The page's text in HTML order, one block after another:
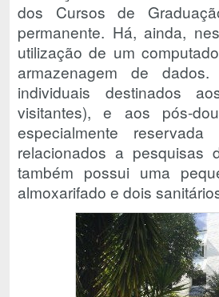
dos Cursos de
permanente. Há, ainda,
utilização de um
armazenagem de
individuais destinados
visitantes), e aos pós-
especialmente
relacionados a pesquisas
também possui uma
almoxarifado e dois